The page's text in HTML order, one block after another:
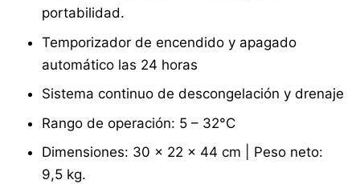
portabilidad.
Temporizador de encendido y apagado
automático las 24 horas
Sistema continuo de descongelación y drenaje
Rango de operación: 5 – 32°C
Dimensiones: 30 x 22 x 44 cm | Peso neto:
9,5 kg.